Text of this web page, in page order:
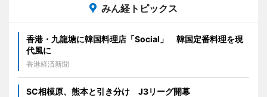
みん経トピックス
香港・九龍塘に韓国料理店「Social」 韓国定番料理を現
代風に
香港経済新聞
SC相模原、熊本と引き分け J3リーグ開幕